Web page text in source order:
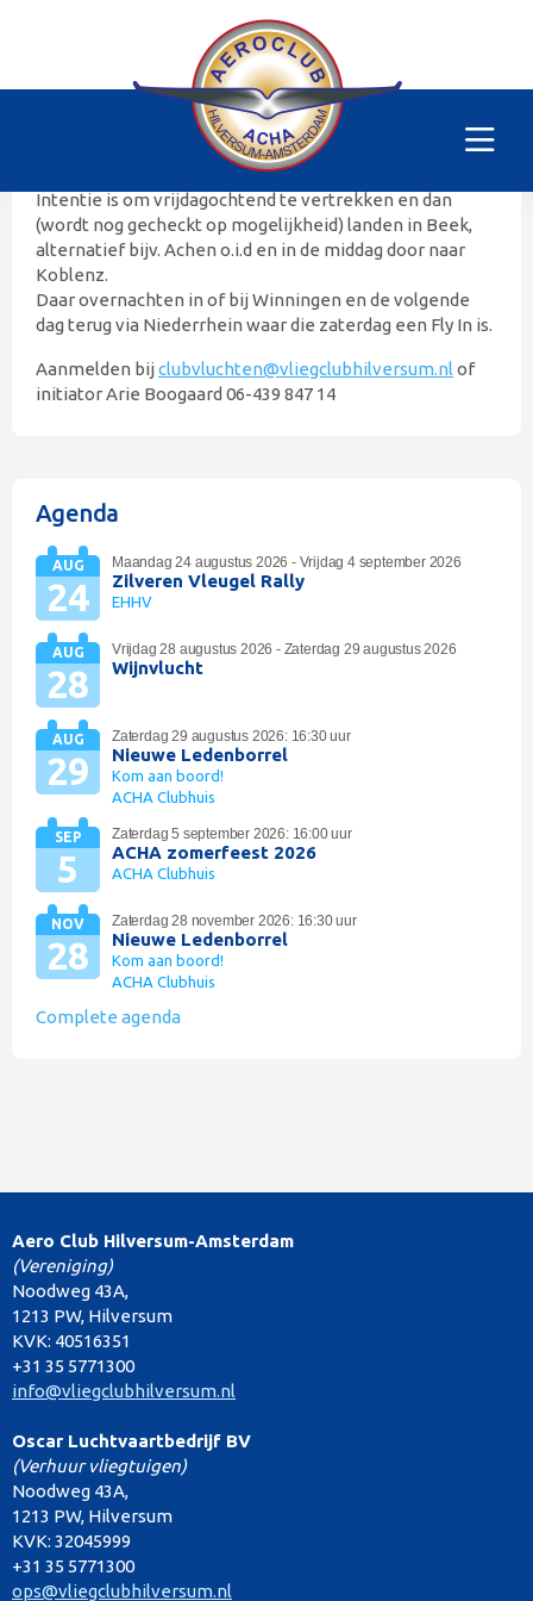
Wijnvlucht
Vrijdag 28 augustus 2026 - zaterdag 29 augustus 2026
Dit keer is Koblenz/ Winningen ons reisdoel.
Intentie is om vrijdagochtend te vertrekken en dan
(wordt nog gecheckt op mogelijkheid) landen in Beek,
alternatief bijv. Achen o.i.d en in de middag door naar
Koblenz.
Daar overnachten in of bij Winningen en de volgende
dag terug via Niederrhein waar die zaterdag een Fly In is.
Aanmelden bijclubvluchten@vliegclubhilversum.nl of
initiator Arie Boogaard 06-439 847 14
Agenda
AUG
24
Maandag 24 augustus 2026 - Vrijdag 4 september 2026
Zilveren Vleugel Rally
EHHV
AUG
28
Vrijdag 28 augustus 2026 - Zaterdag 29 augustus 2026
Wijnvlucht
AUG
29
Zaterdag 29 augustus 2026: 16:30 uur
Nieuwe Ledenborrel
Kom aan boord!
ACHA Clubhuis
SEP
5
Zaterdag 5 september 2026: 16:00 uur
ACHA zomerfeest 2026
ACHA Clubhuis
NOV
28
Zaterdag 28 november 2026: 16:30 uur
Nieuwe Ledenborrel
Kom aan boord!
ACHA Clubhuis
Complete agenda
Aero Club Hilversum-Amsterdam
(Vereniging)
Noodweg 43A,
1213 PW, Hilversum
KVK: 40516351
+31 35 5771300
info@vliegclubhilversum.nl
Oscar Luchtvaartbedrijf BV
(Verhuur vliegtuigen)
Noodweg 43A,
1213 PW, Hilversum
KVK: 32045999
+31 35 5771300
ops@vliegclubhilversum.nl